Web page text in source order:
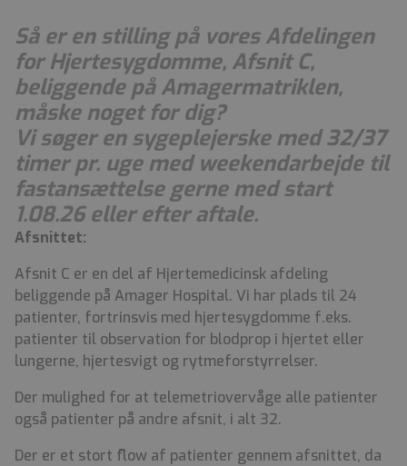
Så er en stilling på vores Afdelingen
for Hjertesygdomme, Afsnit C,
beliggende på Amagermatriklen,
måske noget for dig?
Vi søger en sygeplejerske med 32/37
timer pr. uge med weekendarbejde til
fastansættelse gerne med start
1.08.26 eller efter aftale.
Afsnittet:
Afsnit C er en del af Hjertemedicinsk afdeling
beliggende på Amager Hospital. Vi har plads til 24
patienter, fortrinsvis med hjertesygdomme f.eks.
patienter til observation for blodprop i hjertet eller
lungerne, hjertesvigt og rytmeforstyrrelser.
Der mulighed for at telemetriovervåge alle patienter
også patienter på andre afsnit, i alt 32.
Der er et stort flow af patienter gennem afsnittet, da